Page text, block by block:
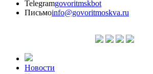
Telegramgovoritmskbot
Письмоinfo@govoritmoskva.ru
Новости